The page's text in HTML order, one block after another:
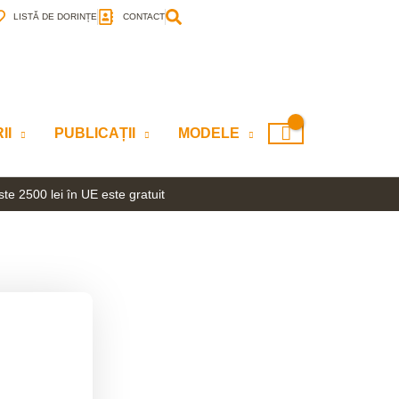
LISTĂ DE DORINȚE CONTACT
PUBLICAȚII MODELE
2500 lei în UE este gratuit